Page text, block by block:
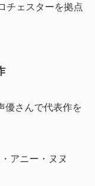
チェスターを拠点
優さんで代表作を
・アニー・ヌヌ